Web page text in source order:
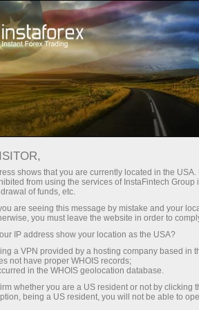
InstaForex-এর সাথে থেকে আপনি
লিভারেজ, মার্কেটের সেরা স্প্রেড ও
স্টক ও ইনডেক্স ট্রেডিংয়ের জন্য
শর্তাবলী।
স্বল্প
প্রতিটি ডিপোজিটে
30% বোনাস
গতির
পরিচয় ট্রেডিংয়ে এবং হাইওয়েতে পাওয়া
shows that you are currently located in the
from using the services of InstaFintech
of funds, etc.
are seeing this message by mistake and your
you must leave the website in order to
IP address show your location as the USA?
a VPN provided by a hosting company based in
not have proper WHOIS records;
in the WHOIS geolocation database.
whether you are a US resident or not by clicking
being a US resident, you will not be able to